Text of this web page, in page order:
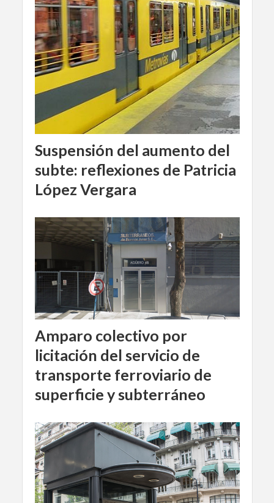
Suspensión del aumento del
subte: reflexiones de Patricia
López Vergara
Amparo colectivo por
licitación del servicio de
transporte ferroviario de
superficie y subterráneo